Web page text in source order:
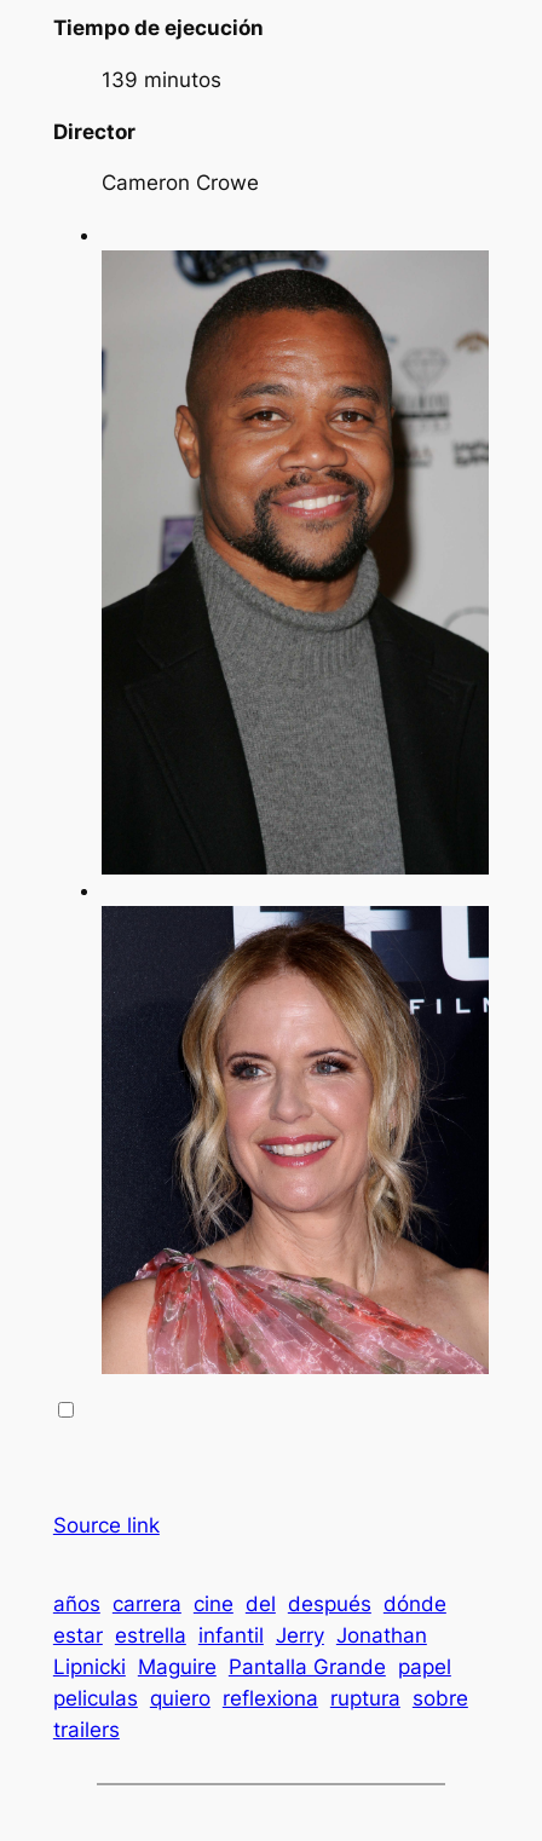
Tiempo de ejecución
139 minutos
Director
Cameron Crowe
Source link
años carrera cine del después dónde
estar estrella infantil Jerry Jonathan
Lipnicki Maguire Pantalla Grande papel
peliculas quiero reflexiona ruptura sobre
trailers